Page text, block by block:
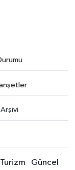
Turizm
Güncel